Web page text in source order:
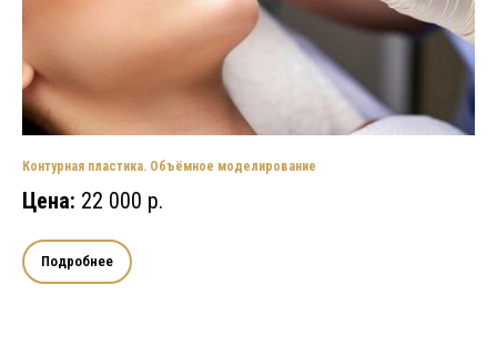
Контурная пластика. Объёмное моделирование
Цена: 22 000 р.
Подробнее